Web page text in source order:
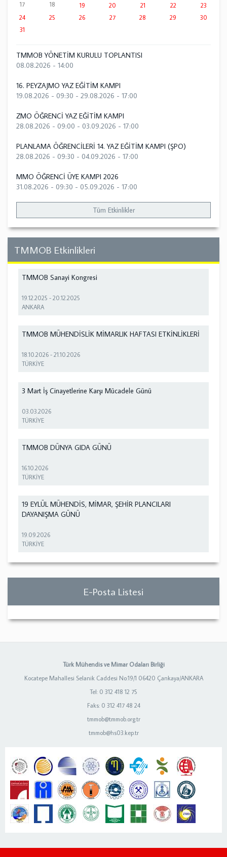
17
18 19 20 21 22
23
24
25 26 27 28 29
30
31
TMMOB YÖNETİM KURULU TOPLANTISI
08.08.2026 - 14:00
16. PEYZAJMO YAZ EĞİTİM KAMPI
19.08.2026 - 09:30 - 29.08.2026 - 17:00
ZMO ÖĞRENCİ YAZ EĞİTİM KAMPI
28.08.2026 - 09:00 - 03.09.2026 - 17:00
PLANLAMA ÖĞRENCİLERİ 14. YAZ EĞİTİM KAMPI (ŞPO)
28.08.2026 - 09:30 - 04.09.2026 - 17:00
MMO ÖĞRENCİ ÜYE KAMPI 2026
31.08.2026 - 09:30 - 05.09.2026 - 17:00
Tüm Etkinlikler
TMMOB Etkinlikleri
TMMOB Sanayi Kongresi
19.12.2025 -20.12.2025
ANKARA
TMMOB MÜHENDİSLİK MİMARLIK HAFTASI ETKİNLİKLERİ
18.10.2026 -21.10.2026
TÜRKİYE
3 Mart İş Cinayetlerine Karşı Mücadele Günü
03.03.2026
TÜRKİYE
TMMOB DÜNYA GIDA GÜNÜ
16.10.2026
TÜRKİYE
19 EYLÜL MÜHENDİS, MİMAR, ŞEHİR PLANCILARI
DAYANIŞMA GÜNÜ
19.09.2026
TÜRKİYE
E-Posta Listesi
Türk Mühendis ve Mimar Odaları Birliği
Kocatepe Mahallesi Selanik Caddesi No:19/1 06420 Çankaya/ANKARA
Tel: 0 312 418 12 75
Faks: 0 312 417 48 24
tmmob@tmmob.org.tr
tmmob@hs03.kep.tr